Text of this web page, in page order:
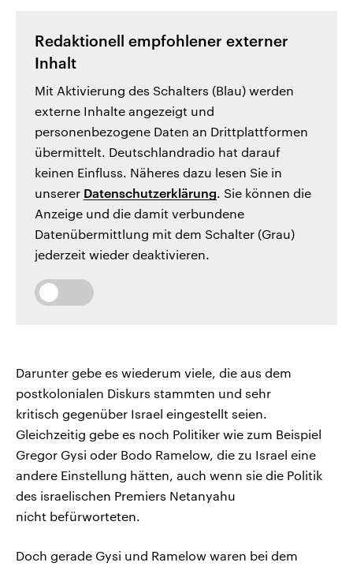
Redaktionell empfohlener externer
Inhalt
Mit Aktivierung des Schalters (Blau) werden
externe Inhalte angezeigt und
personenbezogene Daten an Drittplattformen
übermittelt. Deutschlandradio hat darauf
keinen Einfluss. Näheres dazu lesen Sie in
unserer Datenschutzerklärung . Sie können die
Anzeige und die damit verbundene
Datenübermittlung mit dem Schalter (Grau)
jederzeit wieder deaktivieren.
Darunter gebe es wiederum viele, die aus dem
postkolonialen Diskurs stammten und sehr
kritisch gegenüber Israel eingestellt seien.
Gleichzeitig gebe es noch Politiker wie zum Beispiel
Gregor Gysi oder Bodo Ramelow, die zu Israel eine
andere Einstellung hätten, auch wenn sie die Politik
des israelischen Premiers Netanyahu
nicht befürworteten.
Doch gerade Gysi und Ramelow waren bei dem